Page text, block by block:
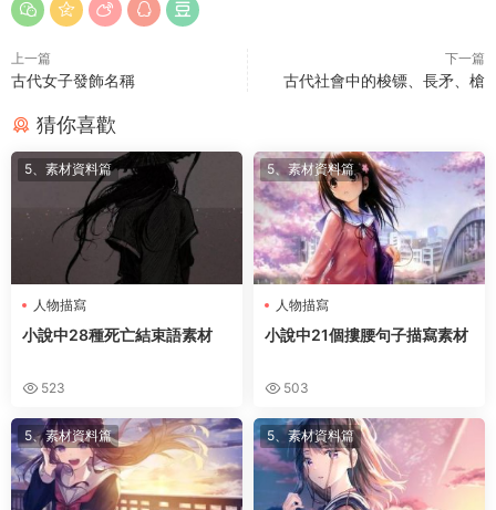
上一篇
古代女子發飾名稱
下一篇
古代社會中的梭镖、長矛、槍
猜你喜歡
5、素材資料篇
人物描寫
小說中28種死亡結束語素材
523
5、素材資料篇
人物描寫
小說中21個摟腰句子描寫素材
503
5、素材資料篇 5、素材資料篇